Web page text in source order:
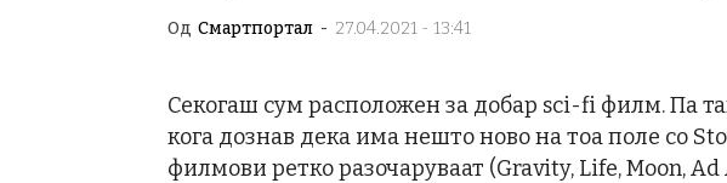
Од Смартпортал - 27.04.2021 - 13:41
Секогаш сум расположен за добар sci-fi филм. Па
кога дознав дека има нешто ново на тоа поле со
филмови ретко разочаруваат (Gravity, Life, Moon,